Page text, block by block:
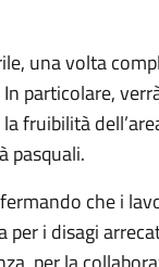
una volta
particolare,
fruibilità
pasquali.
che i
i disagi